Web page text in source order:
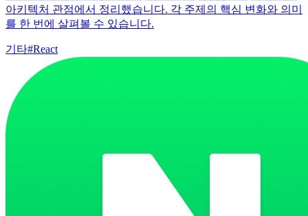
아키텍처 관점에서 정리했습니다. 각 주제의 핵심 변화와 의미
를 한 번에 살펴볼 수 있습니다.
기타#React